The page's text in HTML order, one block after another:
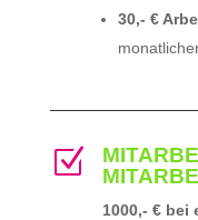
30,- €
Z
1000,- € bei